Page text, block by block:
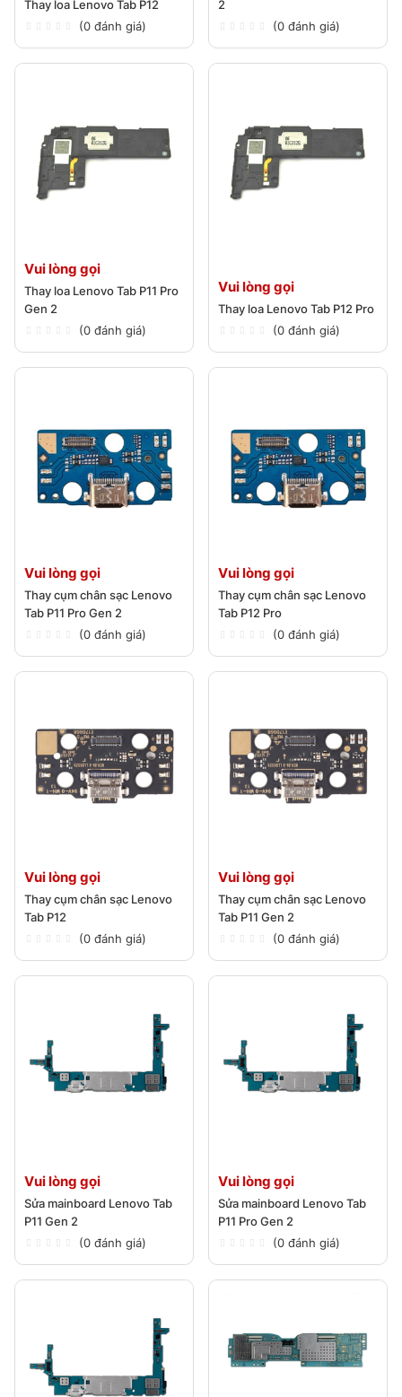
Thay loa Lenovo Tab P12
(0 đánh giá)
2
(0 đánh giá)
Vui lòng gọi
Thay loa Lenovo Tab P11 Pro
Gen 2
(0 đánh giá)
Vui lòng gọi
Thay loa Lenovo Tab P12 Pro
(0 đánh giá)
Vui lòng gọi
Thay cụm chân sạc Lenovo
Tab P11 Pro Gen 2
(0 đánh giá)
Vui lòng gọi
Thay cụm chân sạc Lenovo
Tab P12 Pro
(0 đánh giá)
Vui lòng gọi
Thay cụm chân sạc Lenovo
Tab P12
(0 đánh giá)
Vui lòng gọi
Thay cụm chân sạc Lenovo
Tab P11 Gen 2
(0 đánh giá)
Vui lòng gọi
Sửa mainboard Lenovo Tab
P11 Gen 2
(0 đánh giá)
Vui lòng gọi
Sửa mainboard Lenovo Tab
P11 Pro Gen 2
(0 đánh giá)